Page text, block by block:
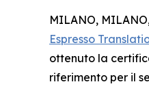
MILANO,
Espresso
ottenuto la
riferimento per il